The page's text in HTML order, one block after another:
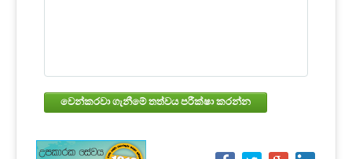
වෙන්කරවා ගැනීමේ තත්වය පරීක්ෂා කරන්න